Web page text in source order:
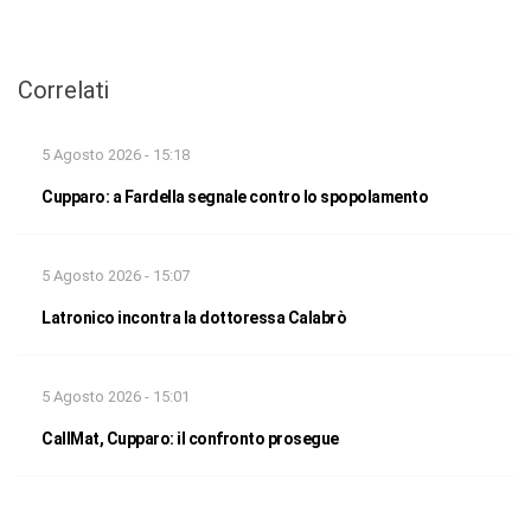
Correlati
5 Agosto 2026 - 15:18
Cupparo: a Fardella segnale contro lo spopolamento
5 Agosto 2026 - 15:07
Latronico incontra la dottoressa Calabrò
5 Agosto 2026 - 15:01
CallMat, Cupparo: il confronto prosegue